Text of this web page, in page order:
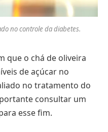
no controle da diabetes.
que o chá de oliveira
de açúcar no
no tratamento do
consultar um
esse fim.